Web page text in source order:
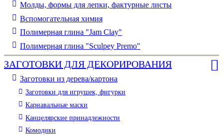
Молды, формы для лепки, фактурные листы
Вспомогательная химия
Полимерная глина "Jam Clay"
Полимерная глина "Sculpey Premo"
ЗАГОТОВКИ ДЛЯ ДЕКОРИРОВАНИЯ
Заготовки из дерева/картона
Заготовки для игрушек, фигурки
Карнавальные маски
Канцелярские принадлежности
Комодики